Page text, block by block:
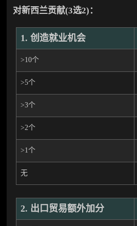
对新西兰贡献(3选2)：
1. 创造就业机会
>10个
>5个
>3个
>2个
>1个
无
2. 出口贸易额外加分